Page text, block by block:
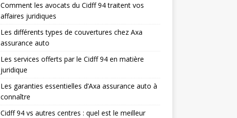
Comment les avocats du Cidff 94 traitent vos
affaires juridiques
Les différents types de couvertures chez Axa
assurance auto
Les services offerts par le Cidff 94 en matière
juridique
Les garanties essentielles d’Axa assurance auto à
connaître
Cidff 94 vs autres centres : quel est le meilleur